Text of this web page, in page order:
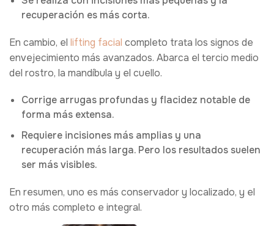
recuperación es más corta.
En cambio, el lifting facial completo trata los signos de
envejecimiento más avanzados. Abarca el tercio medio
del rostro, la mandíbula y el cuello.
Corrige arrugas profundas y flacidez notable de
forma más extensa.
Requiere incisiones más amplias y una
recuperación más larga. Pero los resultados suelen
ser más visibles.
En resumen, uno es más conservador y localizado, y el
otro más completo e integral.